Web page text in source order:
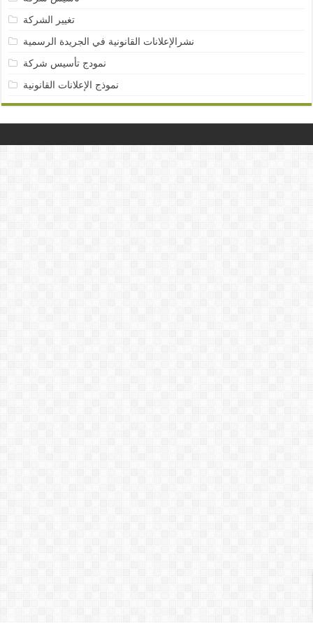
تغيير الشركة
نشرالإعلانات القانونية في الجريدة الرسمية
نمودج تأسيس شركة
نموذج الإعلانات القانونية